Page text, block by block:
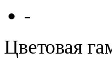
-
Цветовая